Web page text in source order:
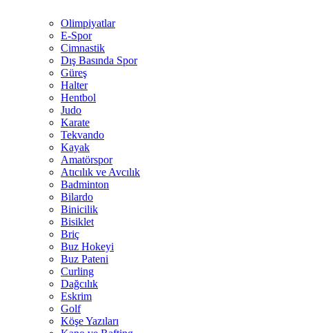
Olimpiyatlar
E-Spor
Cimnastik
Dış Basında Spor
Güreş
Halter
Hentbol
Judo
Karate
Tekvando
Kayak
Amatörspor
Atıcılık ve Avcılık
Badminton
Bilardo
Binicilik
Bisiklet
Briç
Buz Hokeyi
Buz Pateni
Curling
Dağcılık
Eskrim
Golf
Köşe Yazıları